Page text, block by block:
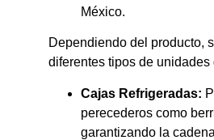
México.​
Dependiendo del producto,
diferentes tipos de unidades
Cajas Refrigeradas:
perecederos como
garantizando la